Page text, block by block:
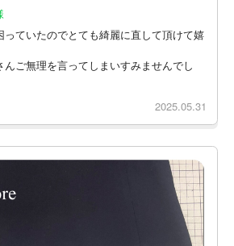
っていたのでとても綺麗に直して頂けて嬉
ご無理を言ってしまいすみませんでし
2025.05.31